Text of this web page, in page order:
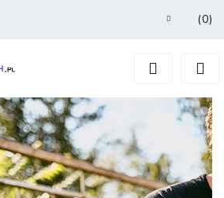
Zarejestruj się
Dodaj zgłoszenie
(0)